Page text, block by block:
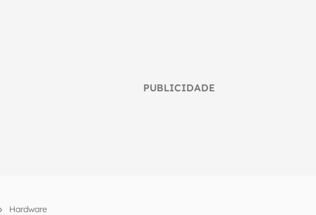
PUBLICIDADE
Hardware